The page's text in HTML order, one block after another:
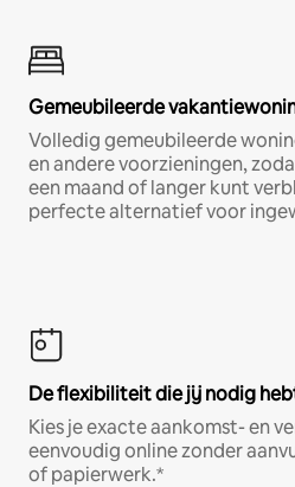
Gemeubileerde
Volledig gemeubileerde
en andere voorzieningen,
een maand of langer kunt
perfecte alternatief voor
De flexibiliteit die jij nodig
Kies je exacte aankomst- en
eenvoudig online zonder
of papierwerk.*